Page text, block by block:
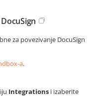
za povezivanje DocuSign
a.
Integrations i izaberite